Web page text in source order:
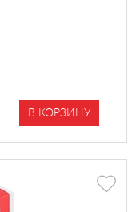
В КОРЗИНУ